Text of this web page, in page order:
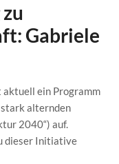
Gabriele
ein Programm
alternden
2040“) auf.
dieser Initiative